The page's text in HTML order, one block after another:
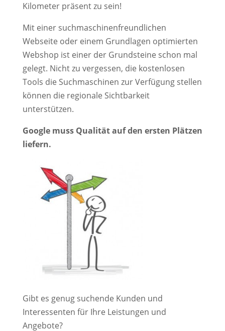
Kilometer präsent zu sein!
Mit einer suchmaschinenfreundlichen
Webseite oder einem Grundlagen optimierten
Webshop ist einer der Grundsteine schon mal
gelegt. Nicht zu vergessen, die kostenlosen
Tools die Suchmaschinen zur Verfügung stellen
können die regionale Sichtbarkeit
unterstützen.
Google muss Qualität auf den ersten Plätzen
liefern.
Gibt es genug suchende Kunden und
Interessenten für Ihre Leistungen und
Angebote?